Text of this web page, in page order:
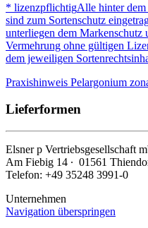
* lizenzpflichtigAlle hinter
sind zum Sortenschutz
unterliegen dem
Vermehrung ohne gültigen
dem jeweiligen
Praxishinweis Pelargonium
Lieferformen
Elsnerp Vertriebsgesellschaft
Am Fiebig 14 ∙ 01561
Telefon: +49 35248 3991-0
Unternehmen
Navigation überspringen